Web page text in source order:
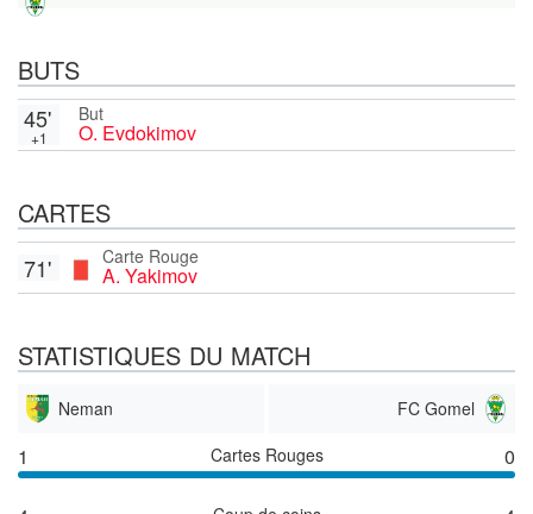
BUTS
But
O. Evdokimov
45'
+1
CARTES
Carte Rouge
A. Yakimov
71'
STATISTIQUES DU MATCH
Neman FC Gomel
1 Cartes Rouges 0